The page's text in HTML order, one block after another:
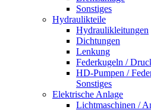
Sonstiges
Hydraulikteile
Hydraulikleitungen
Dichtungen
Lenkung
Federkugeln /
HD-Pumpen /
Sonstiges
Elektrische Anlage
Lichtmaschinen /